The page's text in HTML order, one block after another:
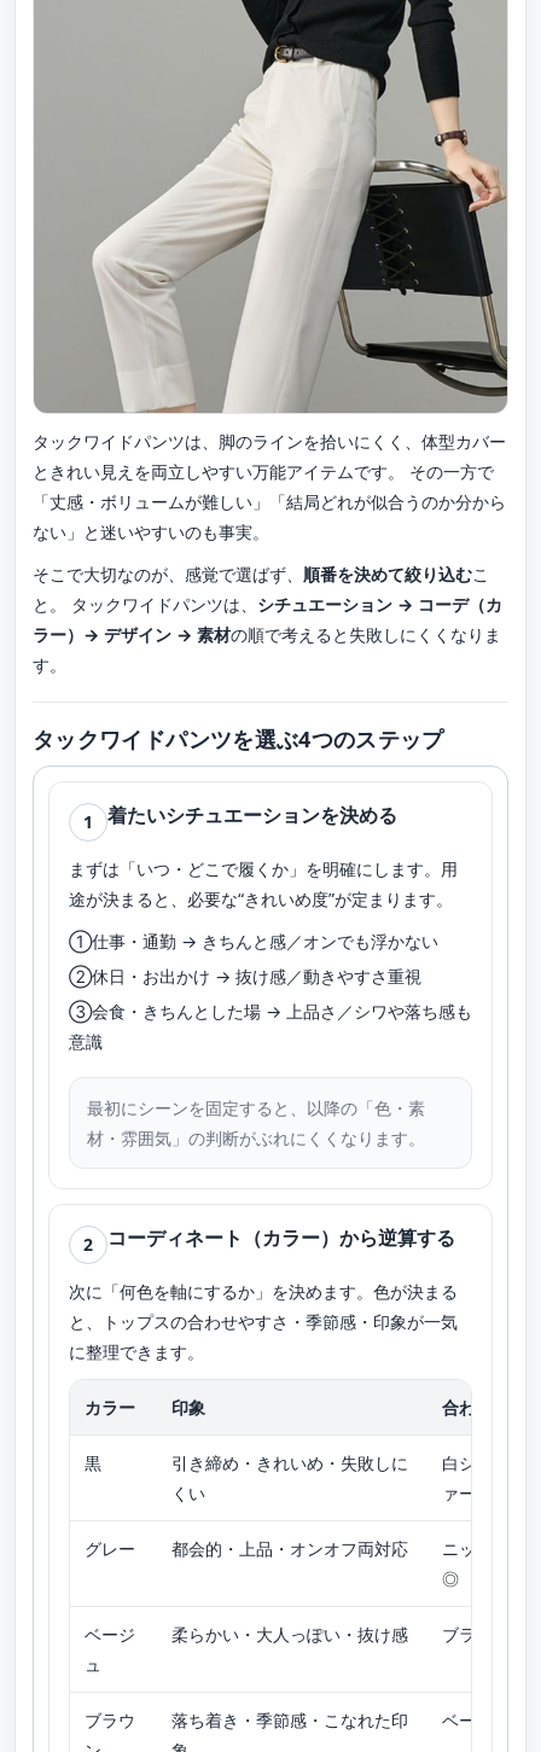
タックワイドパンツは、脚のラインを拾いにくく、体型カバー
ときれい見えを両立しやすい万能アイテムです。 その一方で
「丈感・ボリュームが難しい」「結局どれが似合うのか分から
ない」と迷いやすいのも事実。
そこで大切なのが、感覚で選ばず、 順番を決めて絞り込むこ
と。 タックワイドパンツは、 シチュエーション → コーデ（カ
ラー）→ デザイン → 素材の順で考えると失敗しにくくなりま
す。
タックワイドパンツを選ぶ4つのステップ
1 着たいシチュエーションを決める
まずは「いつ・どこで履くか」を明確にします。用
途が決まると、必要な“きれいめ度”が定まります。
①仕事・通勤 → きちんと感／オンでも浮かない
②休日・お出かけ → 抜け感／動きやすさ重視
③会食・きちんとした場 → 上品さ／シワや落ち感も
意識
最初にシーンを固定すると、以降の「色・素
材・雰囲気」の判断がぶれにくくなります。
2 コーディネート（カラー）から逆算する
次に「何色を軸にするか」を決めます。色が決まる
と、トップスの合わせやすさ・季節感・印象が一気
に整理できます。
カラー 印象 合わせやす
黒
引き締め・きれいめ・失敗しに
くい
白シャツ／
ァー
グレー 都会的・上品・オンオフ両対応
ニット／シ
◎
ベージ
ュ
柔らかい・大人っぽい・抜け感 ブラウス／
ブラウ
落ち着き・季節感・こなれた印
ベージュ系